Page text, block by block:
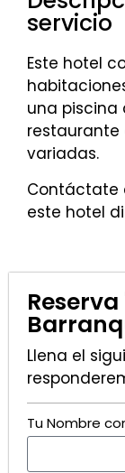
servicio
Este hotel
una piscina
restaurante
variadas.
Contáctate
este hotel
Llena el
Tu Nombre